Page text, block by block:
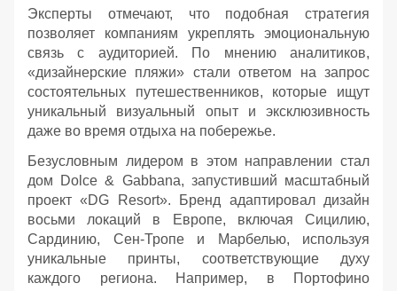
Эксперты отмечают, что подобная стратегия
позволяет компаниям укреплять эмоциональную
связь с аудиторией. По мнению аналитиков,
«дизайнерские пляжи» стали ответом на запрос
состоятельных путешественников, которые ищут
уникальный визуальный опыт и эксклюзивность
даже во время отдыха на побережье.
Безусловным лидером в этом направлении стал
дом Dolce & Gabbana, запустивший масштабный
проект «DG Resort». Бренд адаптировал дизайн
восьми локаций в Европе, включая Сицилию,
Сардинию, Сен-Тропе и Марбелью, используя
уникальные принты, соответствующие духу
каждого региона. Например, в Портофино